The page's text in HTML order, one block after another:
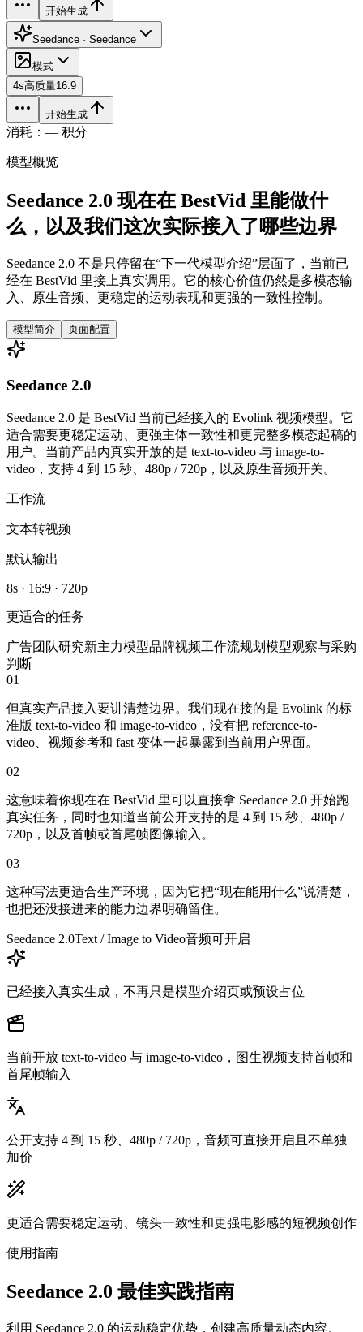
开始生成
Seedance · Seedance
模式
4s高质量16:9
开始生成
消耗：— 积分
模型概览
Seedance 2.0 现在在 BestVid 里能做什
么，以及我们这次实际接入了哪些边界
Seedance 2.0 不是只停留在“下一代模型介绍”层面了，当前已
经在 BestVid 里接上真实调用。它的核心价值仍然是多模态输
入、原生音频、更稳定的运动表现和更强的一致性控制。
模型简介 页面配置
Seedance 2.0
Seedance 2.0 是 BestVid 当前已经接入的 Evolink 视频模型。它
适合需要更稳定运动、更强主体一致性和更完整多模态起稿的
用户。当前产品内真实开放的是 text-to-video 与 image-to-
video，支持 4 到 15 秒、480p / 720p，以及原生音频开关。
工作流
文本转视频
默认输出
8s · 16:9 · 720p
更适合的任务
广告团队研究新主力模型品牌视频工作流规划 模型观察与采购
判断
01
但真实产品接入要讲清楚边界。我们现在接的是 Evolink 的标
准版 text-to-video 和 image-to-video，没有把 reference-to-
video、视频参考和 fast 变体一起暴露到当前用户界面。
02
这意味着你现在在 BestVid 里可以直接拿 Seedance 2.0 开始跑
真实任务，同时也知道当前公开支持的是 4 到 15 秒、480p /
720p，以及首帧或首尾帧图像输入。
03
这种写法更适合生产环境，因为它把“现在能用什么”说清楚，
也把还没接进来的能力边界明确留住。
Seedance 2.0Text / Image to Video音频可开启
已经接入真实生成，不再只是模型介绍页或预设占位
当前开放 text-to-video 与 image-to-video，图生视频支持首帧和
首尾帧输入
公开支持 4 到 15 秒、480p / 720p，音频可直接开启且不单独
加价
更适合需要稳定运动、镜头一致性和更强电影感的短视频创作
使用指南
Seedance 2.0 最佳实践指南
利用 Seedance 2.0 的运动稳定优势，创建高质量动态内容。